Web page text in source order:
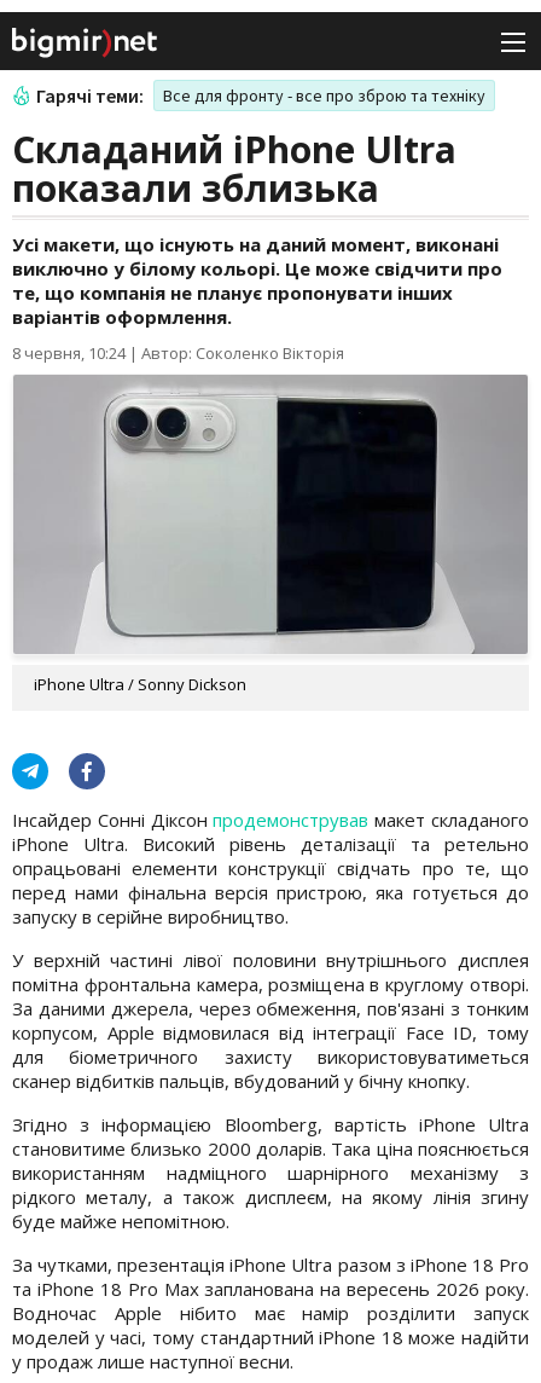
Гарячі теми: Все для фронту - все про зброю та техніку
Складаний iPhone Ultra
показали зблизька
Усі макети, що існують на даний момент, виконані
виключно у білому кольорі. Це може свідчити про
те, що компанія не планує пропонувати інших
варіантів оформлення.
8 червня, 10:24| Автор: Соколенко Вікторія
iPhone Ultra / Sonny Dickson
Інсайдер Сонні Діксонпродемонстрував макет складаного
iPhone Ultra. Високий рівень деталізації та ретельно
опрацьовані елементи конструкції свідчать про те, що
перед нами фінальна версія пристрою, яка готується до
запуску в серійне виробництво.
У верхній частині лівої половини внутрішнього дисплея
помітна фронтальна камера, розміщена в круглому отворі.
За даними джерела, через обмеження, пов'язані з тонким
корпусом, Apple відмовилася від інтеграції Face ID, тому
для біометричного захисту використовуватиметься
сканер відбитків пальців, вбудований у бічну кнопку.
Згідно з інформацією Bloomberg, вартість iPhone Ultra
становитиме близько 2000 доларів. Така ціна пояснюється
використанням надміцного шарнірного механізму з
рідкого металу, а також дисплеєм, на якому лінія згину
буде майже непомітною.
За чутками, презентація iPhone Ultra разом з iPhone 18 Pro
та iPhone 18 Pro Max запланована на вересень 2026 року.
Водночас Apple нібито має намір розділити запуск
моделей у часі, тому стандартний iPhone 18 може надійти
у продаж лише наступної весни.